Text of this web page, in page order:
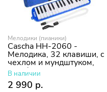
Мелодики (пианики)
Cascha HH-2060 -
Мелодика, 32 клавиши, с
чехлом и мундштуком,
голубая
В наличии
2 990 р.